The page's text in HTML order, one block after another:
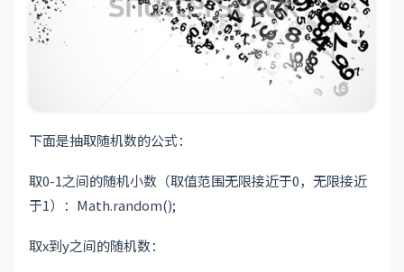
下面是抽取随机数的公式：
取0-1之间的随机小数（取值范围无限接近于0，无限接近
于1）：Math.random();
取x到y之间的随机数：